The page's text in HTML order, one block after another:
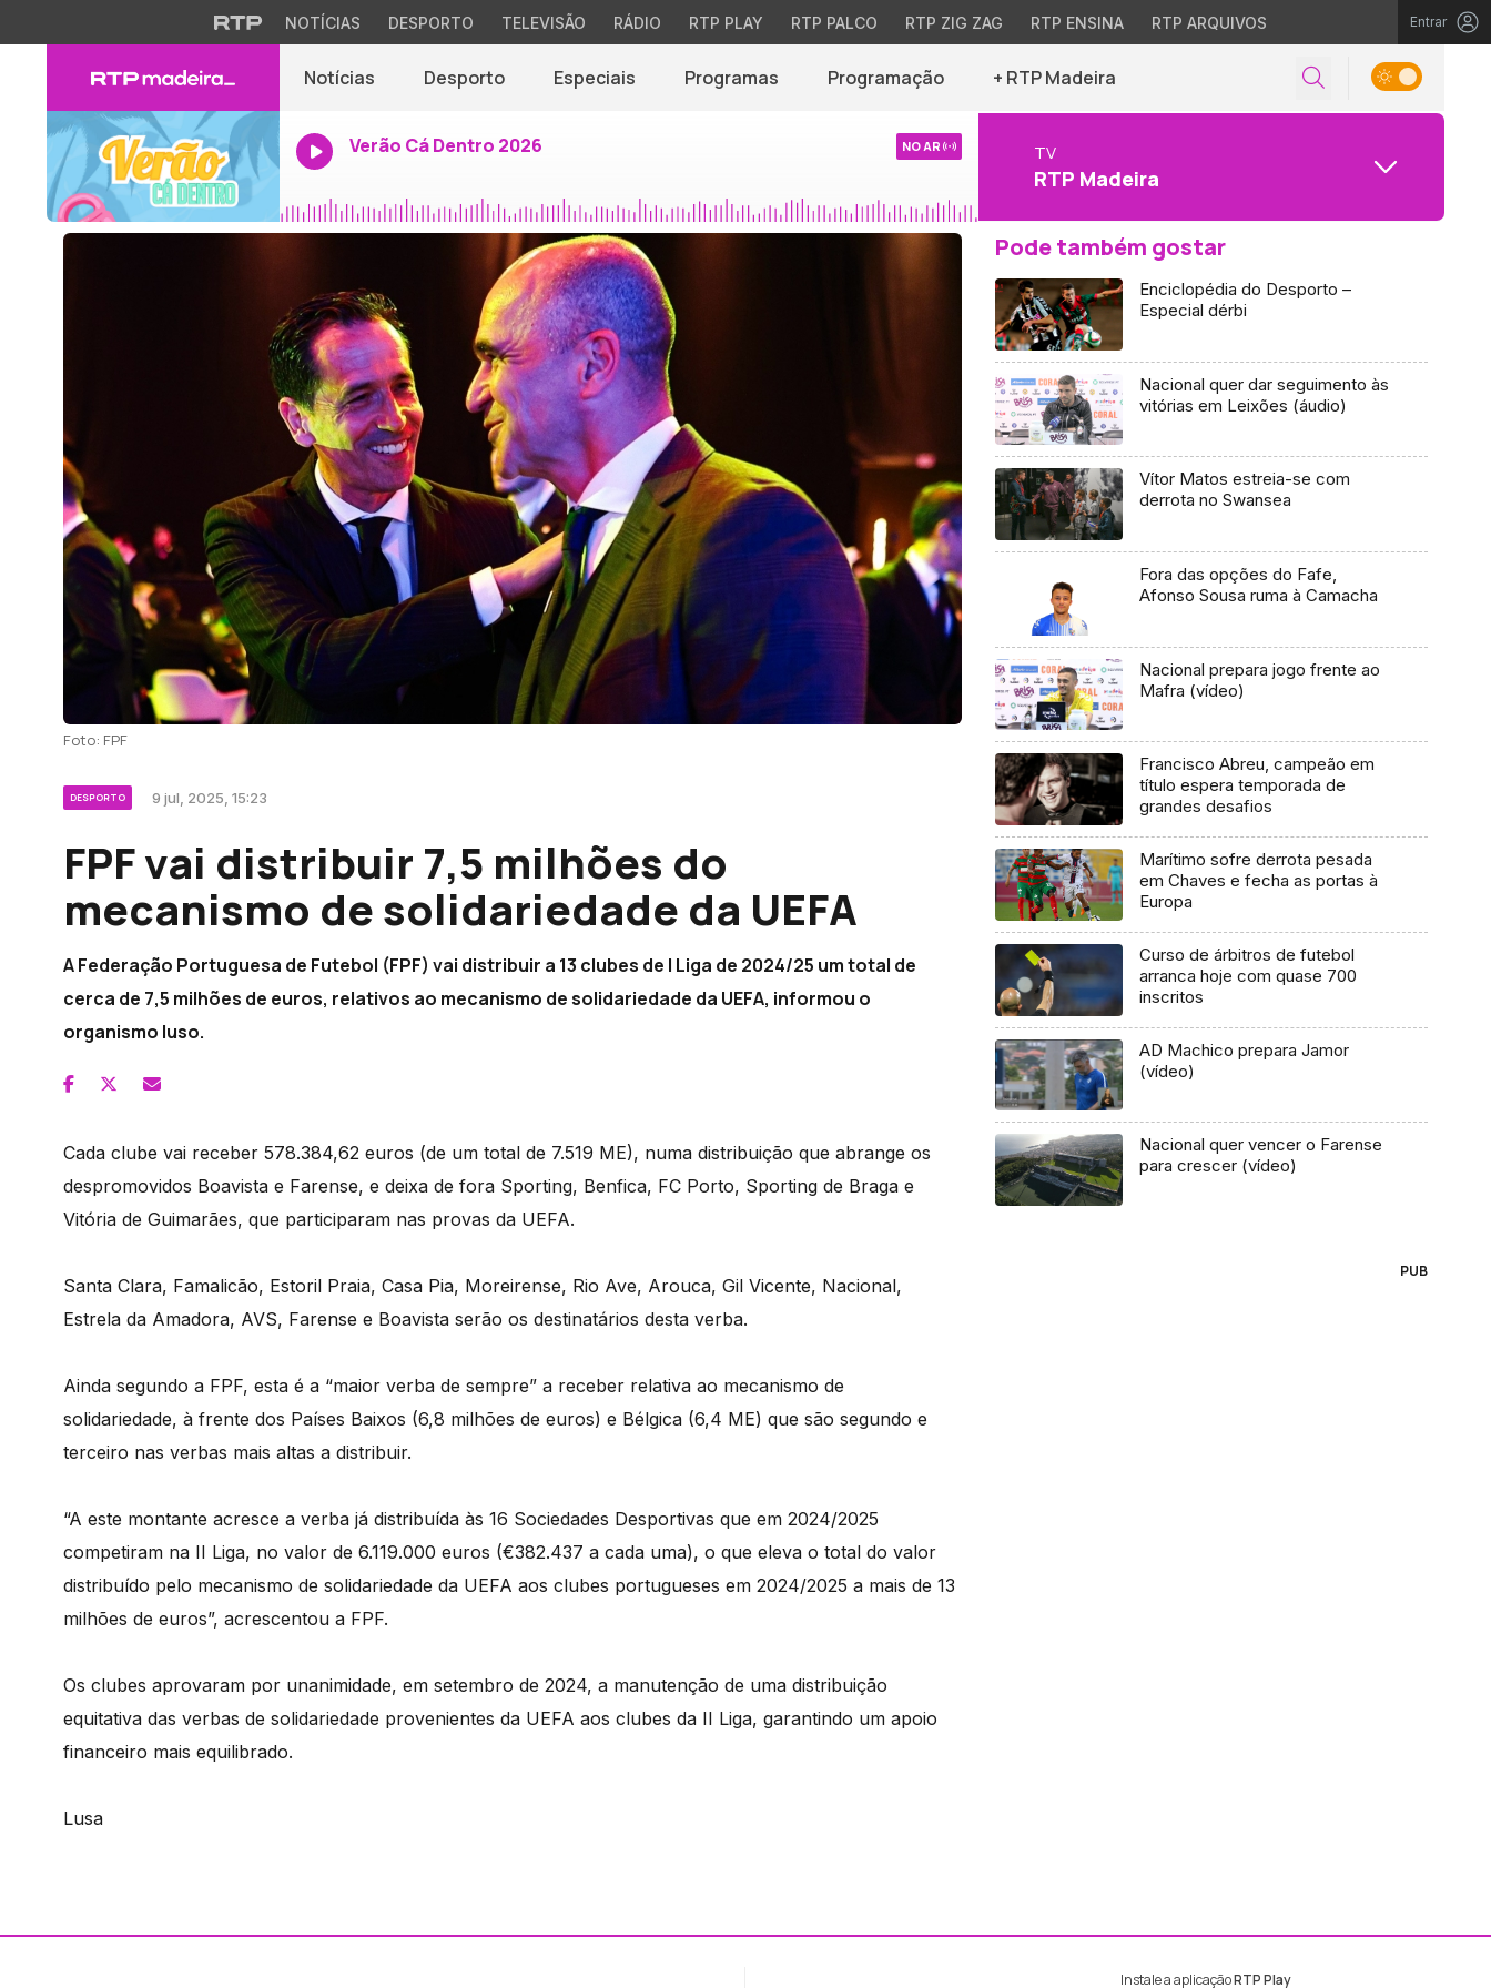
NOTÍCIAS DESPORTO TELEVISÃO RÁDIO RTP PLAY RTP PALCO RTP ZIG ZAG RTP ENSINA RTP ARQUIVOS Entrar
Notícias Desporto Especiais Programas Programação + RTP Madeira
Verão Cá Dentro 2026 NO AR TV
RTP Madeira
Foto: FPF
DESPORTO 9 jul, 2025, 15:23
FPF vai distribuir 7,5 milhões do
mecanismo de solidariedade da UEFA
A Federação Portuguesa de Futebol (FPF) vai distribuir a 13 clubes de I Liga de 2024/25 um total de
cerca de 7,5 milhões de euros, relativos ao mecanismo de solidariedade da UEFA, informou o
organismo luso.
Cada clube vai receber 578.384,62 euros (de um total de 7.519 ME), numa distribuição que abrange os
despromovidos Boavista e Farense, e deixa de fora Sporting, Benfica, FC Porto, Sporting de Braga e
Vitória de Guimarães, que participaram nas provas da UEFA.
Santa Clara, Famalicão, Estoril Praia, Casa Pia, Moreirense, Rio Ave, Arouca, Gil Vicente, Nacional,
Estrela da Amadora, AVS, Farense e Boavista serão os destinatários desta verba.
Ainda segundo a FPF, esta é a “maior verba de sempre” a receber relativa ao mecanismo de
solidariedade, à frente dos Países Baixos (6,8 milhões de euros) e Bélgica (6,4 ME) que são segundo e
terceiro nas verbas mais altas a distribuir.
“A este montante acresce a verba já distribuída às 16 Sociedades Desportivas que em 2024/2025
competiram na II Liga, no valor de 6.119.000 euros (€382.437 a cada uma), o que eleva o total do valor
distribuído pelo mecanismo de solidariedade da UEFA aos clubes portugueses em 2024/2025 a mais de 13
milhões de euros”, acrescentou a FPF.
Os clubes aprovaram por unanimidade, em setembro de 2024, a manutenção de uma distribuição
equitativa das verbas de solidariedade provenientes da UEFA aos clubes da II Liga, garantindo um apoio
financeiro mais equilibrado.
Lusa
Pode também gostar
Enciclopédia do Desporto –
Especial dérbi
Nacional quer dar seguimento às
vitórias em Leixões (áudio)
Vítor Matos estreia-se com
derrota no Swansea
Fora das opções do Fafe,
Afonso Sousa ruma à Camacha
Nacional prepara jogo frente ao
Mafra (vídeo)
Francisco Abreu, campeão em
título espera temporada de
grandes desafios
Marítimo sofre derrota pesada
em Chaves e fecha as portas à
Europa
Curso de árbitros de futebol
arranca hoje com quase 700
inscritos
AD Machico prepara Jamor
(vídeo)
Nacional quer vencer o Farense
para crescer (vídeo)
PUB
Instale a aplicaçãoRTP Play